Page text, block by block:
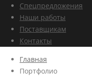
Спецпредложения
Наши работы
Поставщикам
Контакты
Главная
Портфолио